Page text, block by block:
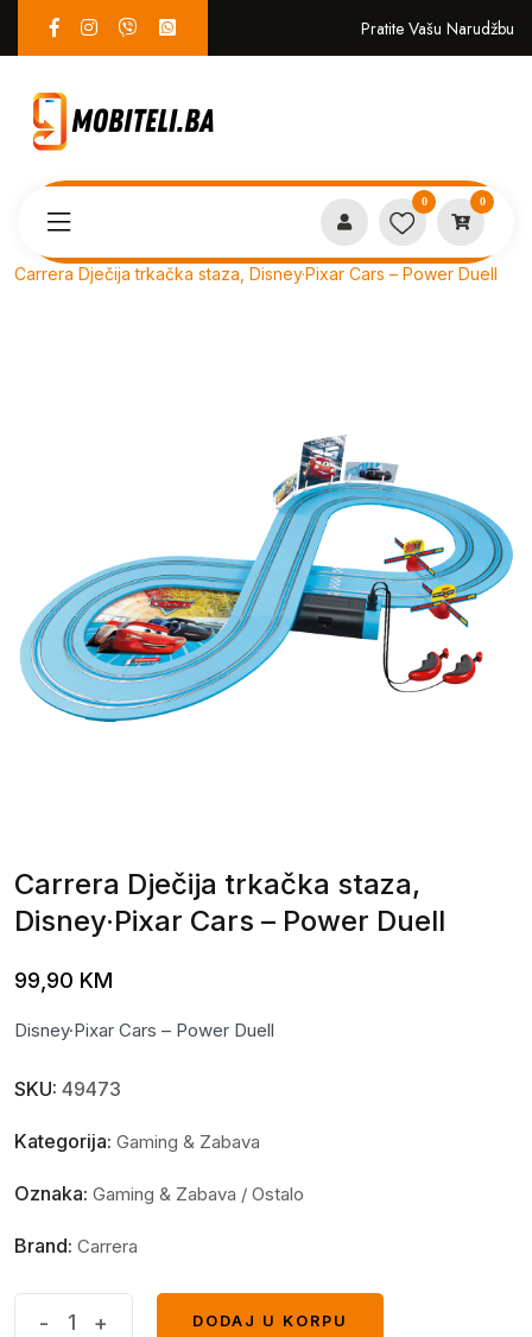
Pratite Vašu Narudžbu
0 0
Carrera Dječija trkačka staza, Disney·Pixar Cars – Power Duell
Carrera Dječija trkačka staza,
Disney·Pixar Cars – Power Duell
99,90 KM
Disney·Pixar Cars – Power Duell
SKU: 49473
Kategorija: Gaming & Zabava
Oznaka: Gaming & Zabava / Ostalo
Brand: Carrera
- +
DODAJ U KORPU